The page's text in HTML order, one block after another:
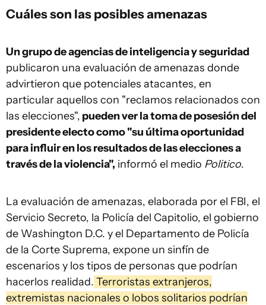
Cuáles son las posibles amenazas
Un grupo de agencias de inteligencia y seguridad
publicaron una evaluación de amenazas donde
advirtieron que potenciales atacantes, en
particular aquellos con "reclamos relacionados con
las elecciones", pueden ver la toma de posesión del
presidente electo como "su última oportunidad
para influir en los resultados de las elecciones a
través de la violencia", informó el medio Politico.
La evaluación de amenazas, elaborada por el FBI, el
Servicio Secreto, la Policía del Capitolio, el gobierno
de Washington D.C. y el Departamento de Policía
de la Corte Suprema, expone un sinfín de
escenarios y los tipos de personas que podrían
hacerlos realidad. Terroristas extranjeros,
extremistas nacionales o lobos solitarios podrían